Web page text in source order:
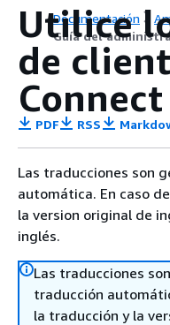
Documentación
Guía del
Utilice
de
PDF RSS
Las traducciones son
automática. En caso
la version original de
inglés.
Las traducciones
traducción
la traducción y la